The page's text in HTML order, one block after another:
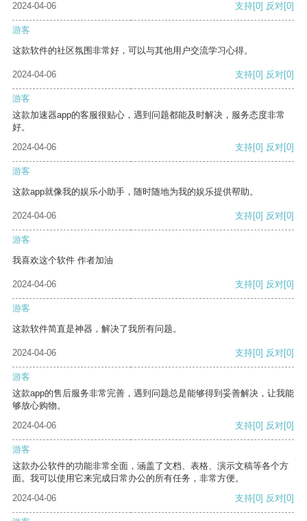
2024-04-06
支持[0] 反对[0]
游客
这款软件的社区氛围非常好，可以与其他用户交流学习心得。
2024-04-06 支持[0] 反对[0]
游客
这款加速器app的客服很贴心，遇到问题都能及时解决，服务态度非常
好。
2024-04-06
支持[0] 反对[0]
游客
这款app就像我的娱乐小助手，随时随地为我的娱乐提供帮助。
2024-04-06 支持[0] 反对[0]
游客
我喜欢这个软件 作者加油
2024-04-06 支持[0] 反对[0]
游客
这款软件简直是神器，解决了我所有问题。
2024-04-06 支持[0] 反对[0]
游客
这款app的售后服务非常完善，遇到问题总是能够得到妥善解决，让我能
够放心购物。
2024-04-06
支持[0] 反对[0]
游客
这款办公软件的功能非常全面，涵盖了文档、表格、演示文稿等各个方
面。我可以使用它来完成日常办公的所有任务，非常方便。
2024-04-06
支持[0] 反对[0]